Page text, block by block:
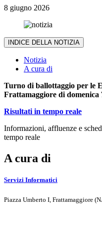
8 giugno 2026
INDICE DELLA NOTIZIA
Notizia
A cura di
Turno di ballottaggio per le
Frattamaggiore di domenica
Risultati in tempo reale
Informazioni, affluenze e
tempo reale
A cura di
Servizi Informatici
Piazza Umberto I, Frattamaggiore